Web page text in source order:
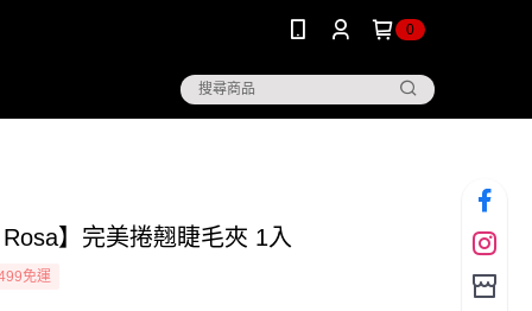
0
Rosa】完美捲翹睫毛夾 1入
免運